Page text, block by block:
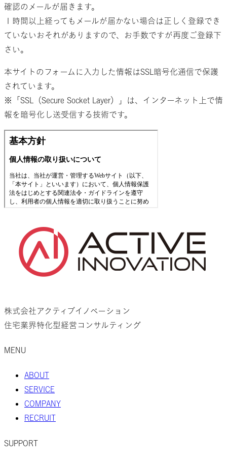
確認のメールが届きます。
１時間以上経ってもメールが届かない場合は正しく登録でき
ていないおそれがありますので、お手数ですが再度ご登録下
さい。
本サイトのフォームに入力した情報はSSL暗号化通信で保護
されています。
※「SSL（Secure Socket Layer）」は、インターネット上で情
報を暗号化し送受信する技術です。
株式会社アクティブイノベーション
住宅業界特化型経営コンサルティング
MENU
ABOUT
SERVICE
COMPANY
RECRUIT
SUPPORT